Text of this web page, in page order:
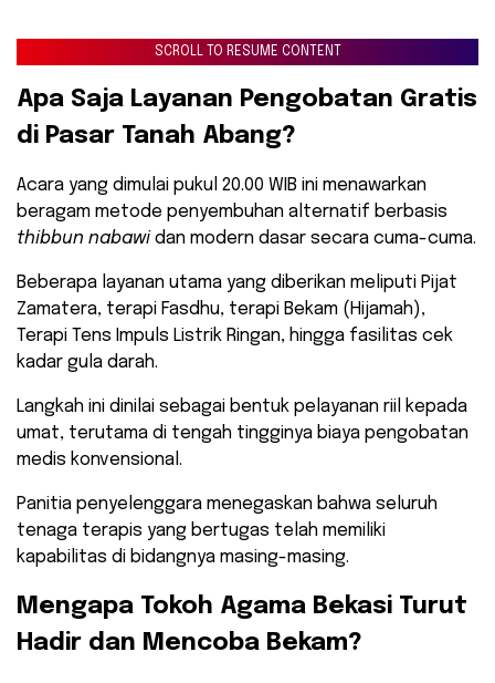
SCROLL TO RESUME CONTENT
​Apa Saja Layanan Pengobatan Gratis
di Pasar Tanah Abang?
​Acara yang dimulai pukul 20.00 WIB ini menawarkan
beragam metode penyembuhan alternatif berbasis
thibbun nabawi dan modern dasar secara cuma-cuma.
Beberapa layanan utama yang diberikan meliputi Pijat
Zamatera, terapi Fasdhu, terapi Bekam (Hijamah),
Terapi Tens Impuls Listrik Ringan, hingga fasilitas cek
kadar gula darah.
​Langkah ini dinilai sebagai bentuk pelayanan riil kepada
umat, terutama di tengah tingginya biaya pengobatan
medis konvensional.
Panitia penyelenggara menegaskan bahwa seluruh
tenaga terapis yang bertugas telah memiliki
kapabilitas di bidangnya masing-masing.
​Mengapa Tokoh Agama Bekasi Turut
Hadir dan Mencoba Bekam?